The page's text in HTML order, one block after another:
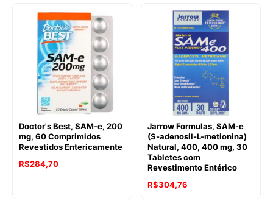
original
R$644,96.
atual
é:
R$438,48.
Doctor's Best, SAM-e, 200
mg, 60 Comprimidos
Revestidos Entericamente
R$284,70
Jarrow Formulas, SAM-e
(S-adenosil-L-metionina)
Natural, 400, 400 mg, 30
Tabletes com
Revestimento Entérico
R$304,76